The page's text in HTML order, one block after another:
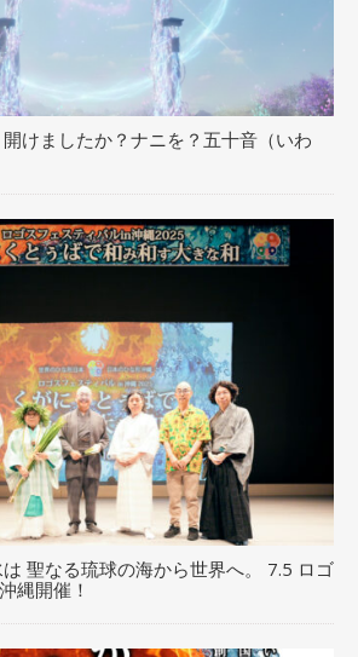
けましたか？ナニを？五十音（いわ
は 聖なる琉球の海から世界へ。 7.5 ロゴ
縄開催！